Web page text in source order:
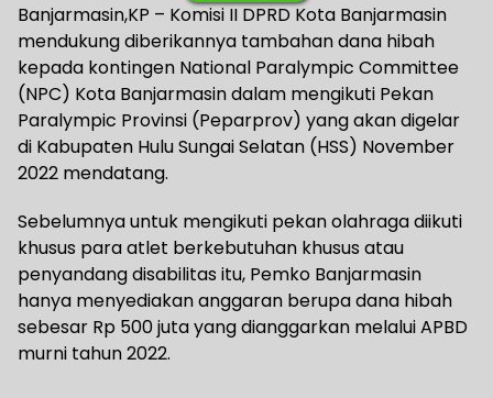
Banjarmasin,KP – Komisi II DPRD Kota Banjarmasin
mendukung diberikannya tambahan dana hibah
kepada kontingen National Paralympic Committee
(NPC) Kota Banjarmasin dalam mengikuti Pekan
Paralympic Provinsi (Peparprov) yang akan digelar
di Kabupaten Hulu Sungai Selatan (HSS) November
2022 mendatang.
Sebelumnya untuk mengikuti pekan olahraga diikuti
khusus para atlet berkebutuhan khusus atau
penyandang disabilitas itu, Pemko Banjarmasin
hanya menyediakan anggaran berupa dana hibah
sebesar Rp 500 juta yang dianggarkan melalui APBD
murni tahun 2022.